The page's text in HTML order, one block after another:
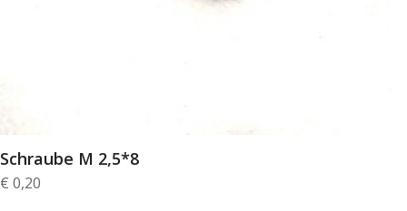
Schraube M 2,5*8
€ 0,20